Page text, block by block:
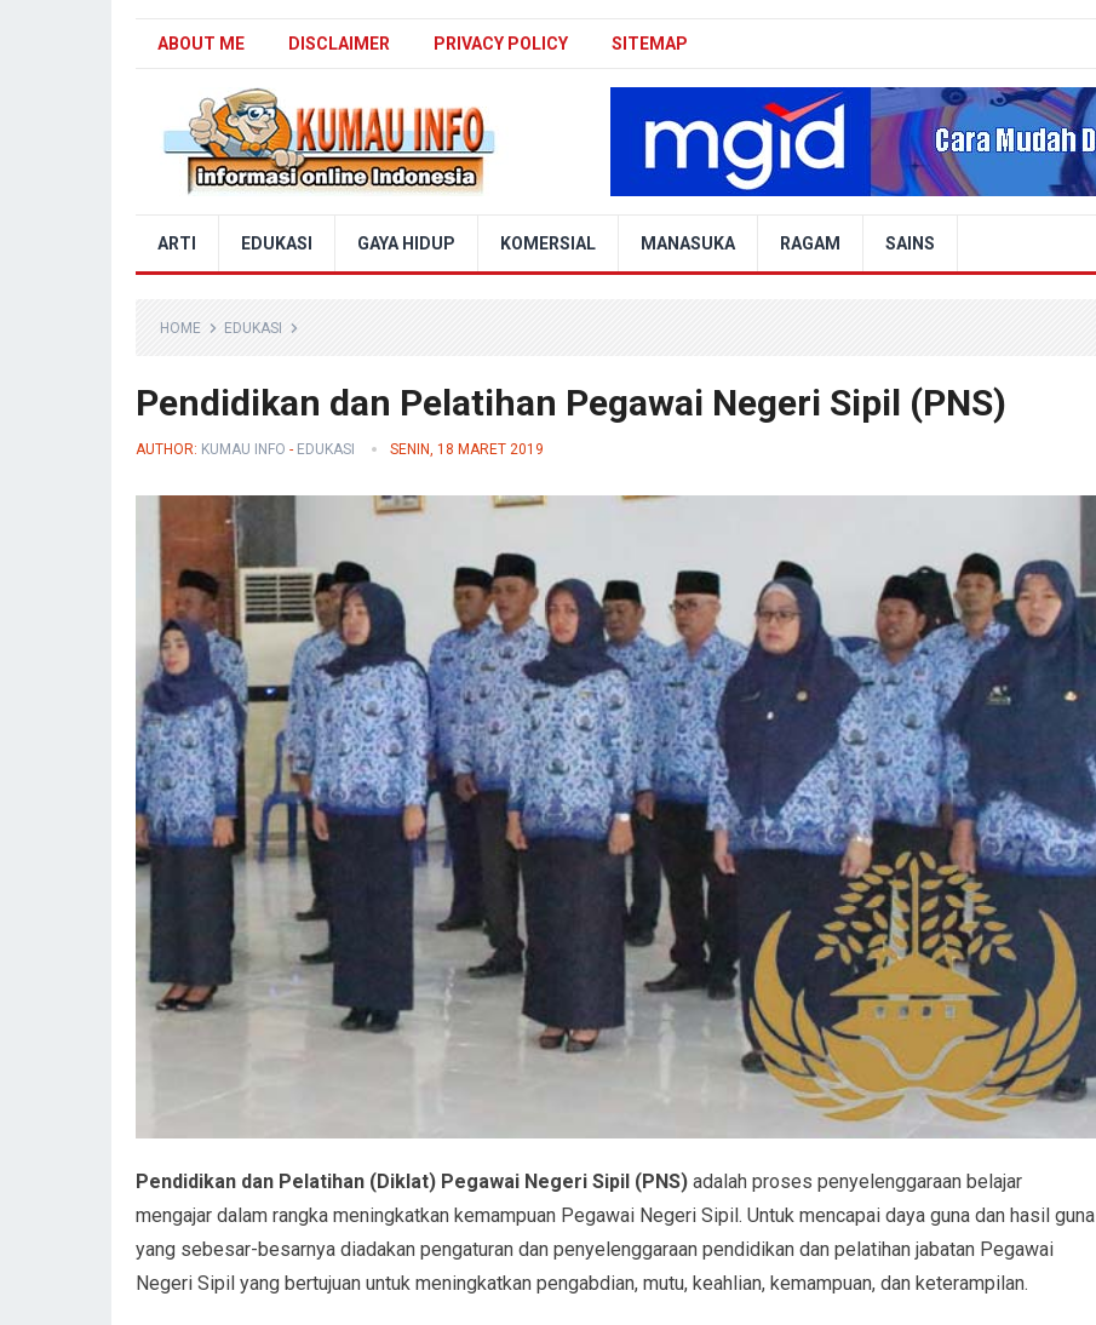
ABOUT ME DISCLAIMER PRIVACY POLICY SITEMAP
ARTI EDUKASI GAYA HIDUP KOMERSIAL MANASUKA RAGAM SAINS
HOME EDUKASI
Pendidikan dan Pelatihan Pegawai Negeri Sipil (PNS)
AUTHOR: KUMAU INFO - EDUKASI SENIN, 18 MARET 2019
Pendidikan dan Pelatihan (Diklat) Pegawai Negeri Sipil (PNS) adalah proses penyelenggaraan belajar
mengajar dalam rangka meningkatkan kemampuan Pegawai Negeri Sipil. Untuk mencapai daya guna dan hasil guna
yang sebesar-besarnya diadakan pengaturan dan penyelenggaraan pendidikan dan pelatihan jabatan Pegawai
Negeri Sipil yang bertujuan untuk meningkatkan pengabdian, mutu, keahlian, kemampuan, dan keterampilan.